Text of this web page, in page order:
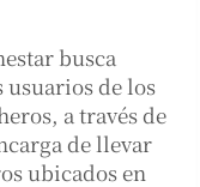
busca
de los
a través de
de llevar
ubicados en